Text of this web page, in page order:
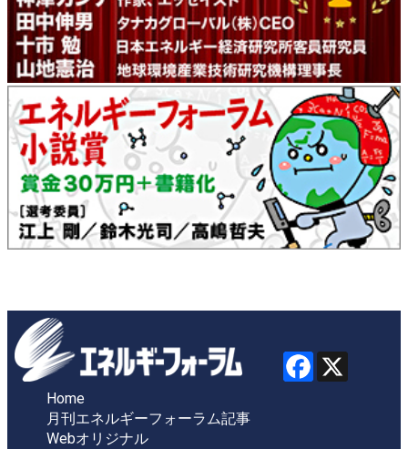
Home
月刊エネルギーフォーラム記事
Webオリジナル